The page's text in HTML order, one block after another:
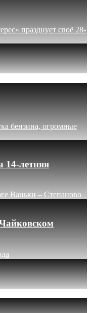
празднует своё 28-
бензина, огромные
14-летняя
Ваньки – Степаново